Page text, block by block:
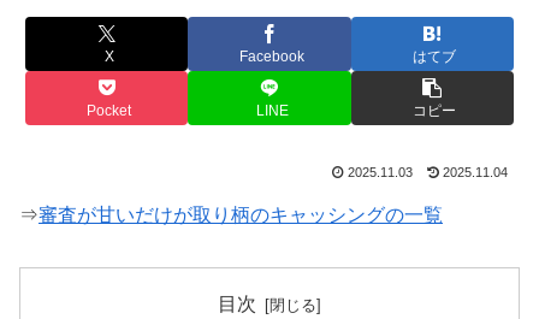
X Facebook はてブ
Pocket LINE コピー
2025.11.03 2025.11.04
⇒審査が甘いだけが取り柄のキャッシングの一覧
目次